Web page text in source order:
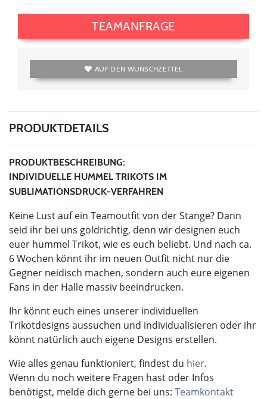
TEAMANFRAGE
AUF DEN WUNSCHZETTEL
PRODUKTDETAILS
PRODUKTBESCHREIBUNG:
INDIVIDUELLE HUMMEL TRIKOTS IM
SUBLIMATIONSDRUCK-VERFAHREN
Keine Lust auf ein Teamoutfit von der Stange? Dann
seid ihr bei uns goldrichtig, denn wir designen euch
euer hummel Trikot, wie es euch beliebt. Und nach ca.
6 Wochen könnt ihr im neuen Outfit nicht nur die
Gegner neidisch machen, sondern auch eure eigenen
Fans in der Halle massiv beeindrucken.
Ihr könnt euch eines unserer individuellen
Trikotdesigns aussuchen und individualisieren oder ihr
könnt natürlich auch eigene Designs erstellen.
Wie alles genau funktioniert, findest du hier.
Wenn du noch weitere Fragen hast oder Infos
benötigst, melde dich gerne bei uns: Teamkontakt